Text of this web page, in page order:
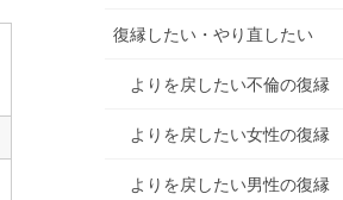
復縁したい・やり直したい
よりを戻したい不倫の復縁
よりを戻したい女性の復縁
よりを戻したい男性の復縁